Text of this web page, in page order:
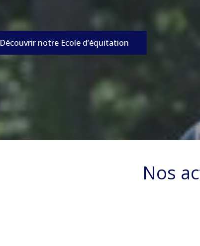
Découvrir notre Ecole d’équitation
Nos